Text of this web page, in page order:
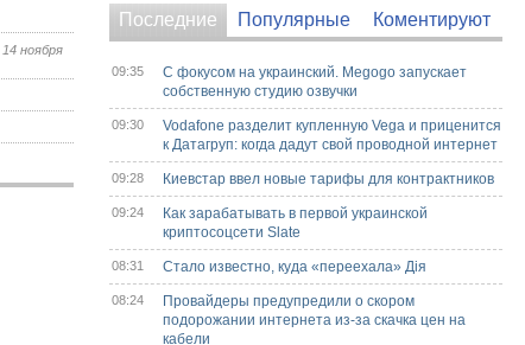
14 ноября
Последние Популярные Коментируют
09:35
С фокусом на украинский. Megogo запускает
собственную студию озвучки
09:30
Vodafone разделит купленную Vega и приценится
к Датагруп: когда дадут свой проводной интернет
09:28 Киевстар ввел новые тарифы для контрактников
09:24
Как зарабатывать в первой украинской
криптосоцсети Slate
08:31 Стало известно, куда «переехала» Дія
08:24
Провайдеры предупредили о скором
подорожании интернета из-за скачка цен на
кабели